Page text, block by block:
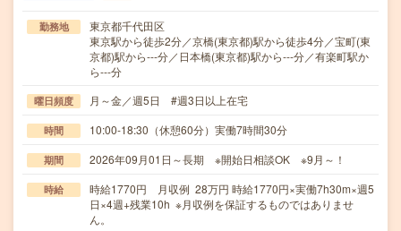
勤務地
東京都千代田区
東京駅から徒歩2分／京橋(東京都)駅から徒歩4分／宝町(東
京都)駅から---分／日本橋(東京都)駅から---分／有楽町駅か
ら---分
曜日頻度 月～金／週5日 #週3日以上在宅
時間 10:00-18:30（休憩60分）実働7時間30分
期間 2026年09月01日～長期 ※開始日相談OK ※9月～！
時給
時給1770円 月収例 28万円 時給1770円×実働7h30m×週5
日×4週+残業10h ※月収例を保証するものではありませ
ん。